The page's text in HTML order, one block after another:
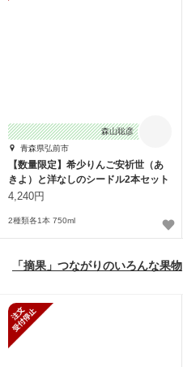
森山聡彦
青森県弘前市
【数量限定】希少りんご安祈世（あ
きよ）と洋なしのシードル2本セット
4,240円
2種類各1本 750ml
「摘果」つながりのいろんな果物